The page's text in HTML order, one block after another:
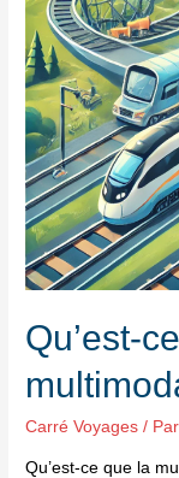
Qu’est-
Carré Voyages / Par
Qu’est-ce que la